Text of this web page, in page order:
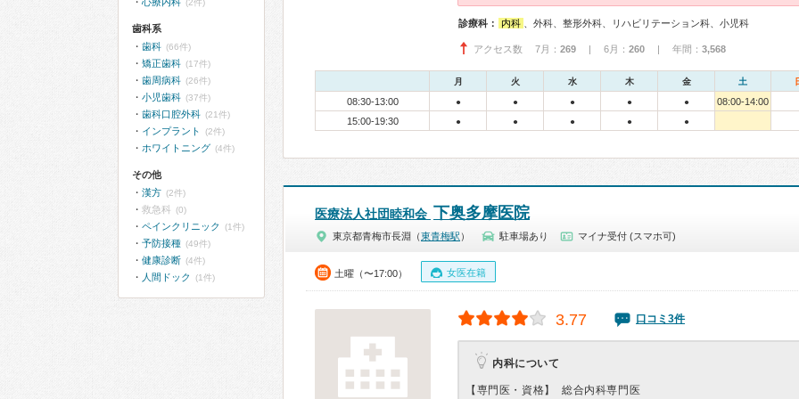
診療科： 内科 、外科、整形外科、リハビリテーション科、小児科
アクセス数 7月： 269 | 6月： 260 | 年間： 3,568
月 火 水 木 金 土
08:30-13:00 ● ● ● ● ●
08:00-14:00
15:00-19:30
● ● ● ● ●
医療法人社団睦和会 下奥多摩医院
東京都青梅市長淵（東青梅駅 ） 駐車場あり マイナ受付 (スマホ可)
土曜（〜17:00） 女医在籍
3.77 口コミ3件
内科について
【専門医・資格】 総合内科専門医
(2件)
歯科系
歯科 (66件)
矯正歯科 (17件)
歯周病科 (26件)
小児歯科 (37件)
歯科口腔外科 (21件)
インプラント (2件)
ホワイトニング (4件)
その他
漢方 (2件)
救急科 (0)
ペインクリニック (1件)
予防接種 (49件)
健康診断 (4件)
人間ドック (1件)